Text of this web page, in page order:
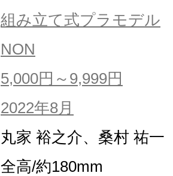
組み立て式プラモデル
NON
5,000円～9,999円
2022年8月
丸家 裕之介、桑村 祐一
全高/約180mm